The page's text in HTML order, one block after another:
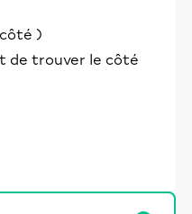
)
de trouver le côté